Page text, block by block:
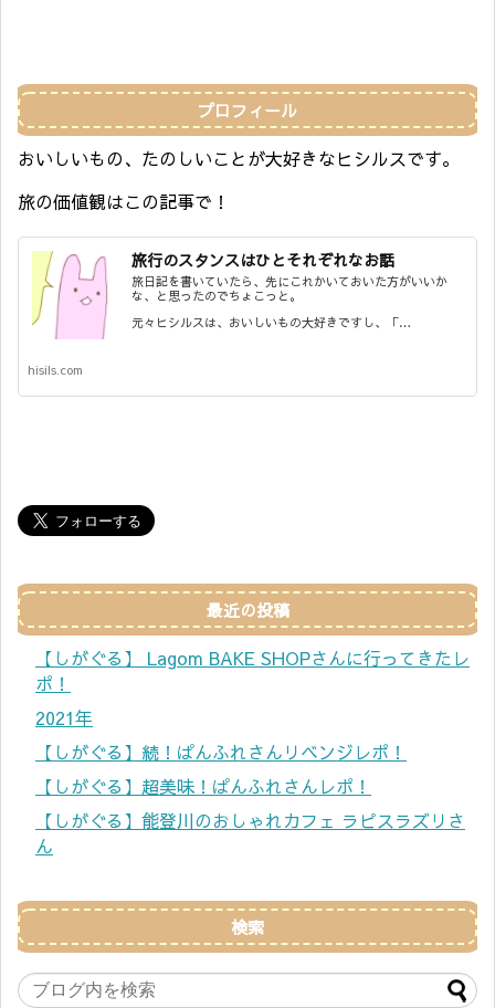
プロフィール
おいしいもの、たのしいことが大好きなヒシルスです。
旅の価値観はこの記事で！
旅行のスタンスはひとそれぞれなお話
旅日記を書いていたら、先にこれかいておいた方がいいか
な、と思ったのでちょこっと。
元々ヒシルスは、おいしいもの大好きですし、「…
hisils.com
最近の投稿
【しがぐる】 Lagom BAKE SHOPさんに行ってきたレ
ポ！
2021年
【しがぐる】続！ぱんふれさんリベンジレポ！
【しがぐる】超美味！ぱんふれさんレポ！
【しがぐる】能登川のおしゃれカフェ ラピスラズリさ
ん
検索